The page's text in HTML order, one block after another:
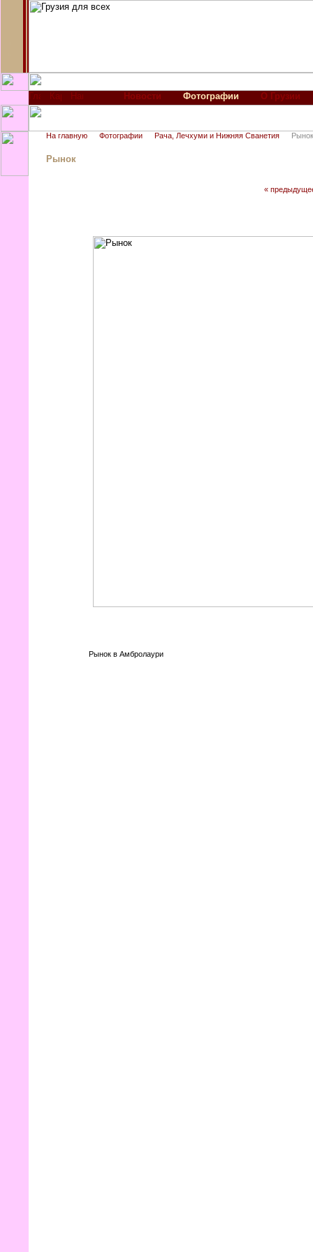
Новости Фотографии О Грузии
На главную Фотографии Рача, Лечхуми и Нижняя Сванетия Рынок
Рынок
«
Рынок в Амбролаури